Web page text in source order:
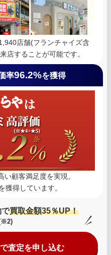
店舗(フランチャイズ含
店することが可能です。
率96.2%を獲得
顧客満足度を実現。
獲得しています。
で買取金額35％UP！
で査定を申し込む